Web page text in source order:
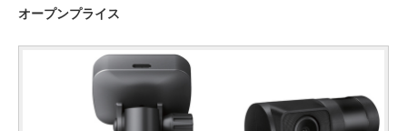
オープンプライス